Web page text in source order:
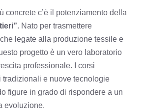
concrete c’è il potenziamento della
. Nato per trasmettere
legate alla produzione tessile e
progetto è un vero laboratorio
professionale. I corsi
tradizionali e nuove tecnologie
figure in grado di rispondere a un
evoluzione.